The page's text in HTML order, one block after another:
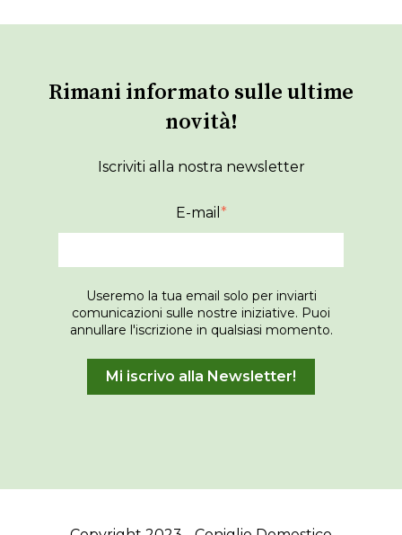
Rimani informato sulle ultime
novità!
Iscriviti alla nostra newsletter
E-mail *
Useremo la tua email solo per inviarti
comunicazioni sulle nostre iniziative. Puoi
annullare l'iscrizione in qualsiasi momento.